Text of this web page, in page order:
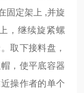
固定架上 ,并旋
，继续旋紧螺
取下接料盘，
，使平底容器
操作者的单个